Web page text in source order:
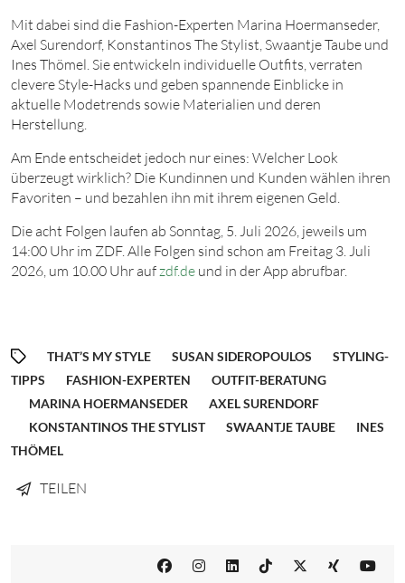
Mit dabei sind die Fashion-Experten Marina Hoermanseder,
Axel Surendorf, Konstantinos The Stylist, Swaantje Taube und
Ines Thömel. Sie entwickeln individuelle Outfits, verraten
clevere Style-Hacks und geben spannende Einblicke in
aktuelle Modetrends sowie Materialien und deren
Herstellung.
Am Ende entscheidet jedoch nur eines: Welcher Look
überzeugt wirklich? Die Kundinnen und Kunden wählen ihren
Favoriten – und bezahlen ihn mit ihrem eigenen Geld.
Die acht Folgen laufen ab Sonntag, 5. Juli 2026 , jeweils um
14:00 Uhr im ZDF. Alle Folgen sind schon am Freitag 3. Juli
2026 , um 10.00 Uhr aufzdf.de und in der App abrufbar.
THAT’S MY STYLE SUSAN SIDEROPOULOS
STYLING-
TIPPS
FASHION-EXPERTEN
OUTFIT-BERATUNG
MARINA HOERMANSEDER
AXEL SURENDORF
KONSTANTINOS THE STYLIST
SWAANTJE TAUBE
INES
THÖMEL
TEILEN